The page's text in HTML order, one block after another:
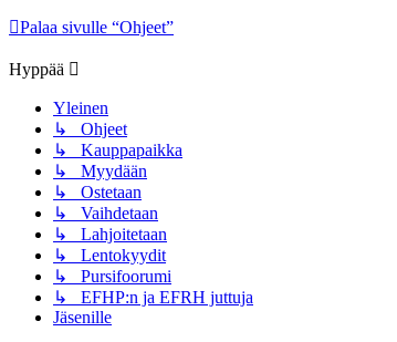
Palaa sivulle “Ohjeet”
Hyppää
Yleinen
↳ Ohjeet
↳ Kauppapaikka
↳ Myydään
↳ Ostetaan
↳ Vaihdetaan
↳ Lahjoitetaan
↳ Lentokyydit
↳ Pursifoorumi
↳ EFHP:n ja EFRH juttuja
Jäsenille